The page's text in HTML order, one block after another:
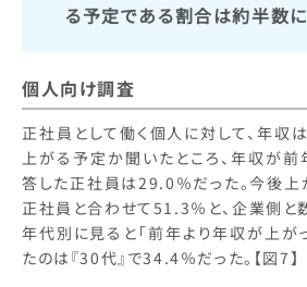
る予定である割合は約半数
個人向け調査
正社員として働く個人に対して、年収
上がる予定か聞いたところ、年収が前
答した正社員は29.0％だった。今後
正社員と合わせて51.3％と、企業側と
年代別に見ると「前年より年収が上が
たのは『30代』で34.4％だった。【図7】